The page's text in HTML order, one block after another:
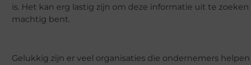
is. Het kan erg lastig zijn om deze informatie uit te
machtig bent.
Gelukkig zijn er veel organisaties die ondernemers